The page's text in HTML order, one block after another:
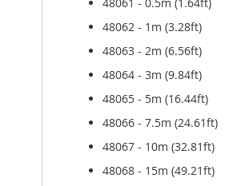
48062 - 1m (3.28ft)
48063 - 2m (6.56ft)
48064 - 3m (9.84ft)
48065 - 5m (16.44ft)
48066 - 7.5m (24.61ft)
48067 - 10m (32.81ft)
48068 - 15m (49.21ft)